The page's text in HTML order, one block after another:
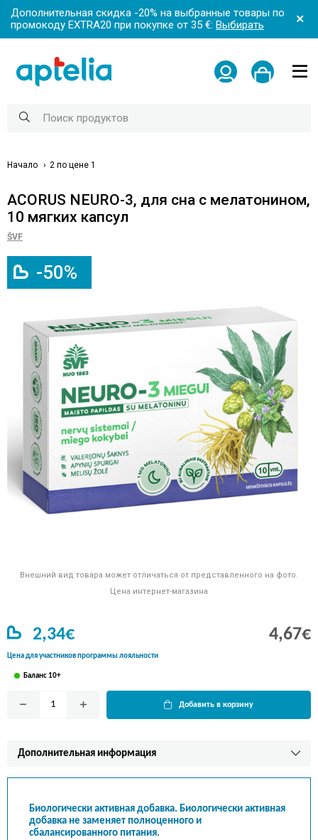
Дополнительная скидка -20% на выбранные товары по
промокоду EXTRA20 при покупке от 35 €: Выбирать
Начало 2 по цене 1
ACORUS NEURO-3, для сна с мелатонином,
10 мягких капсул
ŠVF
-50%
Внешний вид товара может отличаться от представленного на фото.
Цена интернет-магазина
2,34€
Цена для участников программы лояльности
4,67€
Баланс 10+
Добавить в корзину
Дополнительная информация
Биологически активная добавка. Биологически активная
добавка не заменяет полноценного и
сбалансированного питания.